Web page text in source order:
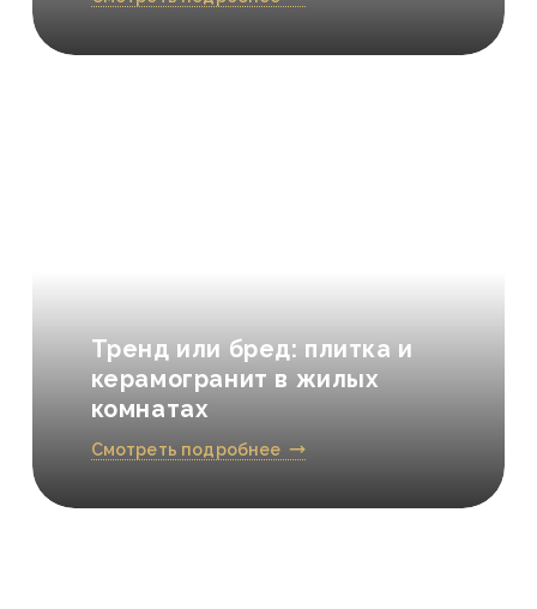
Тренд или бред: плитка и
керамогранит в жилых
комнатах
Смотреть подробнее